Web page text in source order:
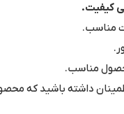
کیفیت.
مناسب.
مناسب.
داشته باشید که